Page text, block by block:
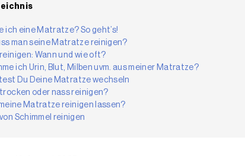
ich eine Matratze? So geht’s!
man seine Matratze reinigen?
Wann und wie oft?
ich Urin, Blut, Milben uvm. aus meiner Matratze?
Du Deine Matratze wechseln
oder nass reinigen?
Matratze reinigen lassen?
Schimmel reinigen